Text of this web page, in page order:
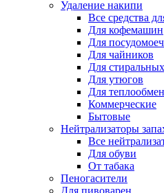
Удаление накипи
Все средства
Для кофемашин
Для
Для чайников
Для
Для утюгов
Для
Коммерческие
Бытовые
Нейтрализаторы
Все
Для обуви
От табака
Пеногасители
Для пивоварен